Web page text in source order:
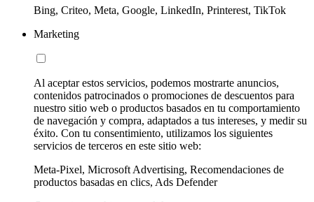
Bing, Criteo, Meta, Google, LinkedIn, Printerest, TikTok
Marketing
Al aceptar estos servicios, podemos mostrarte anuncios,
contenidos patrocinados o promociones de descuentos para
nuestro sitio web o productos basados en tu comportamiento
de navegación y compra, adaptados a tus intereses, y medir su
éxito. Con tu consentimiento, utilizamos los siguientes
servicios de terceros en este sitio web:
Meta-Pixel, Microsoft Advertising, Recomendaciones de
productos basadas en clics, Ads Defender